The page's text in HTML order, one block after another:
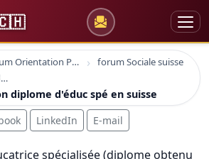
forum Orientation Professionnelle
forum Sociale suisse
Validation de mon diplome d'éduc spé en suisse
diplome d'éduc spé en suisse
LinkedIn E-mail
spécialisée (diplome obtenu